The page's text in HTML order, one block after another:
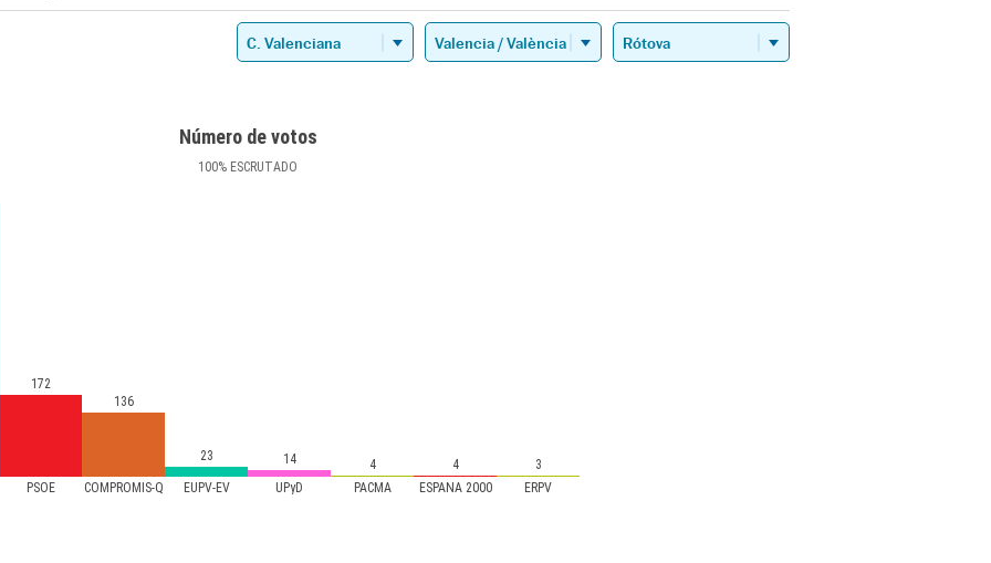
Número de votos
100% ESCRUTADO
PSOE COMPROMÍS-Q EUPV-EV UPyD PACMA ESPAÑA 2000 ERPV
172
136
23 14 4 4 3